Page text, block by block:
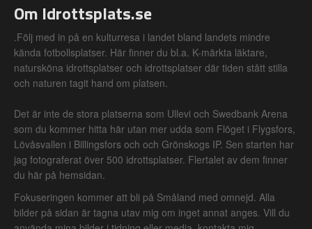
Om Idrottsplats.se
.Följ med in på en kulturresa i landet bland landets mindre
kända fotbollsplatser. Här finner du bl.a. K-märkta läktare,
natursköna idrottsplatser och idrottsplatser där tiden stått stilla
och naturen tagit hand om platsen.
Det är inte de stora platserna som Ullevi och Swedbank Arena
som du kommer hitta här utan mer udda som Flöget i Flygsfors,
Lövåsvallen i Billingsfors och och Grönskogs IP. Sen starten har
jag fotograferat över 500 idrottsplatser. Flertalet av dem finner
du här på hemsidan.
Fokuseringen kommer att bli på Småland med omnejd. Alla
bilder på sidan är tagna utav mig om inget annat anges. Vill du